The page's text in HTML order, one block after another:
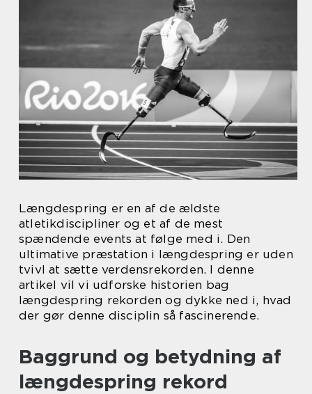
Længdespring er en af de ældste
atletikdiscipliner og et af de mest
spændende events at følge med i. Den
ultimative præstation i længdespring er uden
tvivl at sætte verdensrekorden. I denne
artikel vil vi udforske historien bag
længdespring rekorden og dykke ned i, hvad
der gør denne disciplin så fascinerende.
Baggrund og betydning af
længdespring rekord